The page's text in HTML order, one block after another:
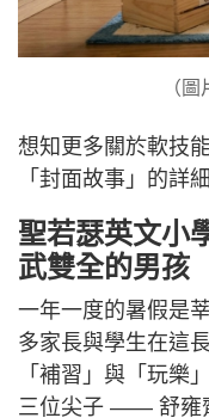
（
想知更多關於軟技
「封面故事」的詳
聖若瑟英文小
武雙全的男孩
一年一度的暑假是
多家長與學生在這
「補習」與「玩樂
三位尖子 —— 舒雍